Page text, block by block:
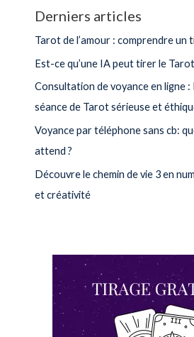
Derniers articles
Tarot de l’amour : comprendre un
Est-ce qu’une IA peut tirer le Tarot
Consultation de voyance en ligne :
séance de Tarot sérieuse et
Voyance par téléphone sans cb:
attend ?
Découvre le chemin de vie 3 en
et créativité